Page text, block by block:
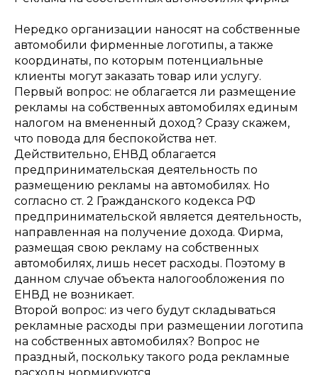
Нередко организации наносят на собственные
автомобили фирменные логотипы, а также
координаты, по которым потенциальные
клиенты могут заказать товар или услугу.
Первый вопрос: не облагается ли размещение
рекламы на собственных автомобилях единым
налогом на вмененный доход? Сразу скажем,
что повода для беспокойства нет.
Действительно, ЕНВД облагается
предпринимательская деятельность по
размещению рекламы на автомобилях. Но
согласно ст. 2 Гражданского кодекса РФ
предпринимательской является деятельность,
направленная на получение дохода. Фирма,
размещая свою рекламу на собственных
автомобилях, лишь несет расходы. Поэтому в
данном случае объекта налогообложения по
ЕНВД не возникает.
Второй вопрос: из чего будут складываться
рекламные расходы при размещении логотипа
на собственных автомобилях? Вопрос не
праздный, поскольку такого рода рекламные